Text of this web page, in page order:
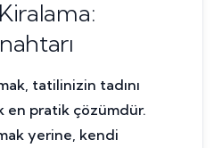
tatilinizin tadını
en pratik çözümdür.
yerine, kendi